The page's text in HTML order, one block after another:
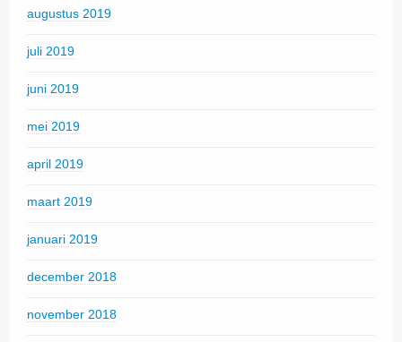
augustus 2019
juli 2019
juni 2019
mei 2019
april 2019
maart 2019
januari 2019
december 2018
november 2018